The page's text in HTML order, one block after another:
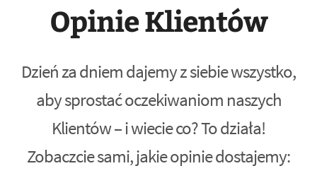
Opinie Klientów
Dzień za dniem dajemy z siebie wszystko,
aby sprostać oczekiwaniom naszych
Klientów – i wiecie co? To działa!
Zobaczcie sami, jakie opinie dostajemy: